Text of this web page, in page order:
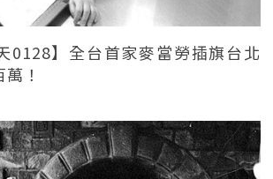
0128】全台首家麥當勞插旗台北
！